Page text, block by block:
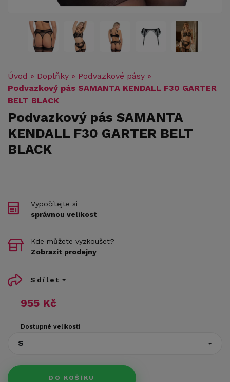
Úvod » Doplňky » Podvazkové pásy »
Podvazkový pás SAMANTA KENDALL F30 GARTER
BELT BLACK
Podvazkový pás SAMANTA
KENDALL F30 GARTER BELT
BLACK
955 Kč
Dostupné velikosti
S
DO KOŠÍKU
Vypočítejte si
správnou velikost
Kde můžete vyzkoušet?
Zobrazit prodejny
Sdílet